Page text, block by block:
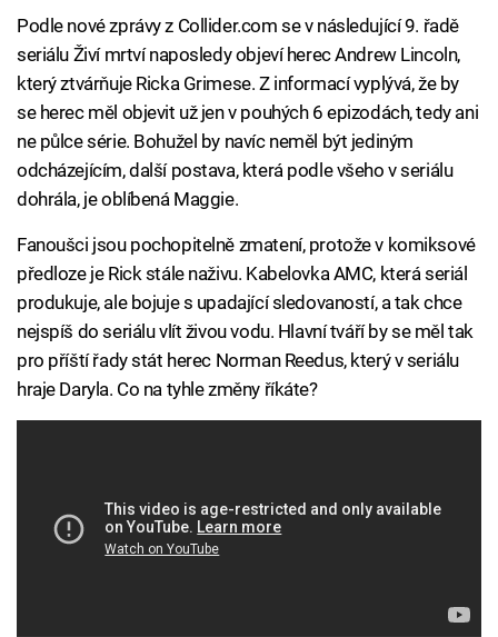
Podle nové zprávy z Collider.com se v následující 9. řadě
seriálu Živí mrtví naposledy objeví herec Andrew Lincoln,
který ztvárňuje Ricka Grimese. Z informací vyplývá, že by
se herec měl objevit už jen v pouhých 6 epizodách, tedy ani
ne půlce série. Bohužel by navíc neměl být jediným
odcházejícím, další postava, která podle všeho v seriálu
dohrála, je oblíbená Maggie.
Fanoušci jsou pochopitelně zmatení, protože v komiksové
předloze je Rick stále naživu. Kabelovka AMC, která seriál
produkuje, ale bojuje s upadající sledovaností, a tak chce
nejspíš do seriálu vlít živou vodu. Hlavní tváří by se měl tak
pro příští řady stát herec Norman Reedus, který v seriálu
hraje Daryla. Co na tyhle změny říkáte?